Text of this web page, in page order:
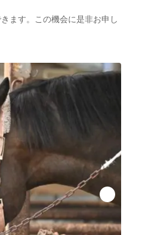
ます。この機会に是非お申し